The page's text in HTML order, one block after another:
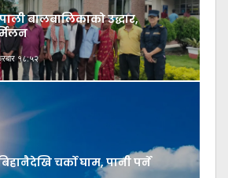
बालबालिकाको उद्धार,
१८:५२
चर्को घाम, पानी पर्ने